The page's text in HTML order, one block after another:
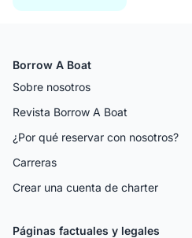
Borrow A Boat
Sobre nosotros
Revista Borrow A Boat
¿Por qué reservar con nosotros?
Carreras
Crear una cuenta de charter
Páginas factuales y legales